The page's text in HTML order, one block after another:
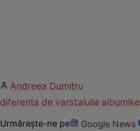
Andreea Dumitru
diferenta de varstaiulia albumike
Urmărește-ne pe Google News